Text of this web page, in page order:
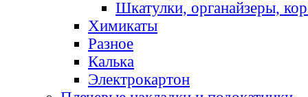
Шкатулки, органайзеры,
Химикаты
Разное
Калька
Электрокартон